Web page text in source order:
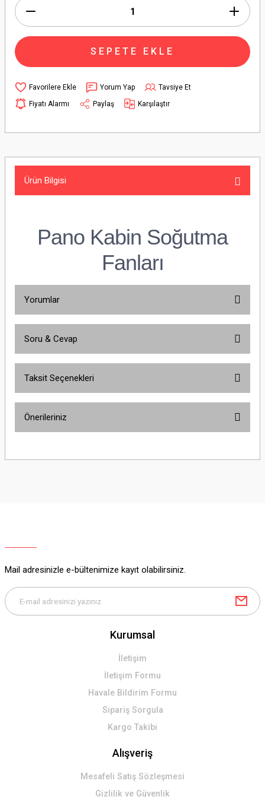
SEPETE EKLE
Yorum Yap
Tavsiye Et
Fiyatı Alarmı
Paylaş Karşılaştır
Ürün Bilgisi
Pano Kabin Soğutma
Fanları
Yorumlar
Soru & Cevap
Taksit Seçenekleri
Önerileriniz
yetersiz gördüğünüz noktaları öneri formunu kullanarak tarafımıza
Bu ürüne benzer farklı alternatifler olmalı.
Gönder
Mail adresinizle e-bültenimize kayıt olabilirsiniz.
Kurumsal
İletişim
İletişim Formu
Havale Bildirim Formu
Sipariş Sorgula
Kargo Takibi
Alışveriş
Mesafeli Satış Sözleşmesi
Gizlilik ve Güvenlik